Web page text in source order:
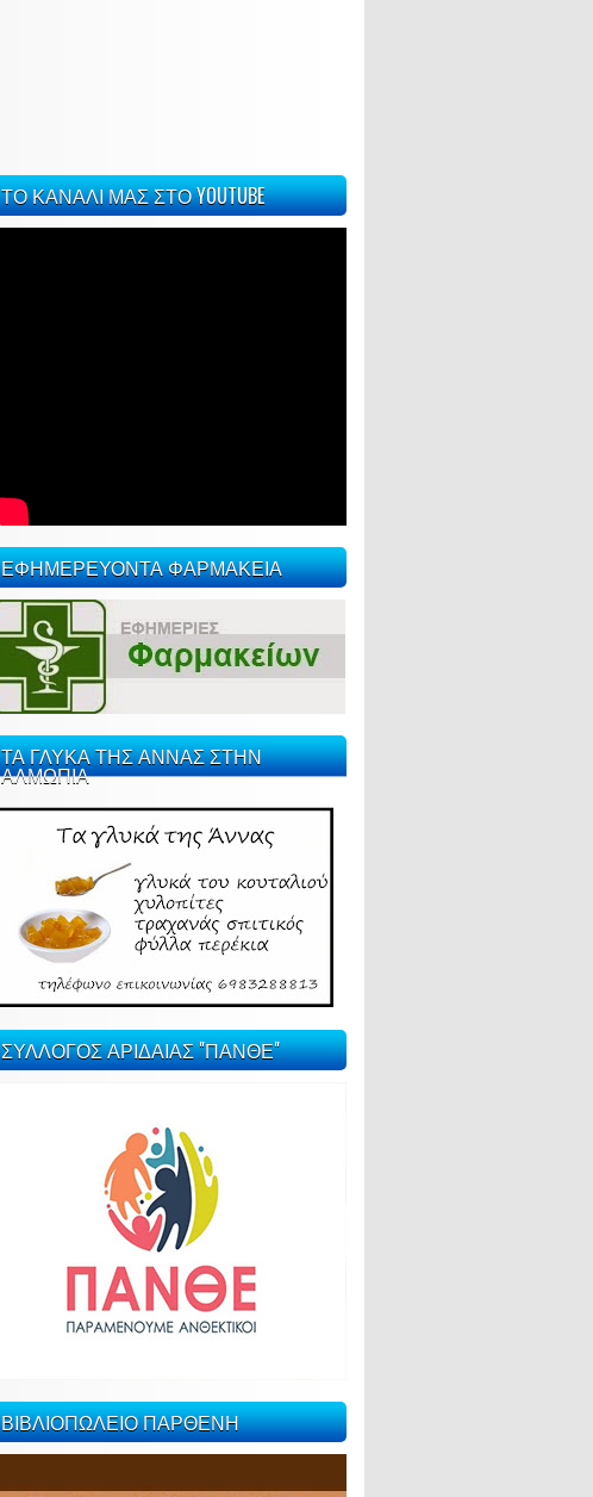
ΤΟ ΚΑΝΑΛΙ ΜΑΣ ΣΤΟ YOUTUBE
ΕΦΗΜΕΡΕΥΟΝΤΑ ΦΑΡΜΑΚΕΙΑ
ΤΑ ΓΛΥΚΑ ΤΗΣ ΑΝΝΑΣ ΣΤΗΝ
ΑΛΜΩΠΙΑ
ΣΥΛΛΟΓΟΣ ΑΡΙΔΑΙΑΣ "ΠΑΝΘΕ"
ΒΙΒΛΙΟΠΩΛΕΙΟ ΠΑΡΘΕΝΗ